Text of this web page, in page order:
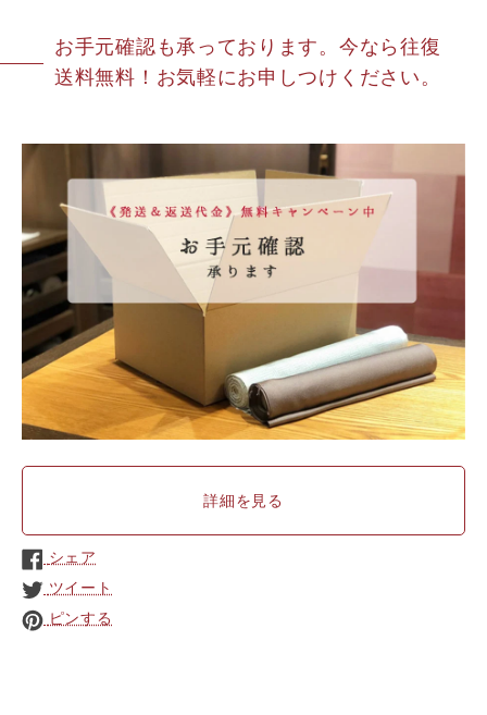
お手元確認も承っております。今なら往復
送料無料！お気軽にお申しつけください。
詳細を見る
シェア
ツイート
ピンする